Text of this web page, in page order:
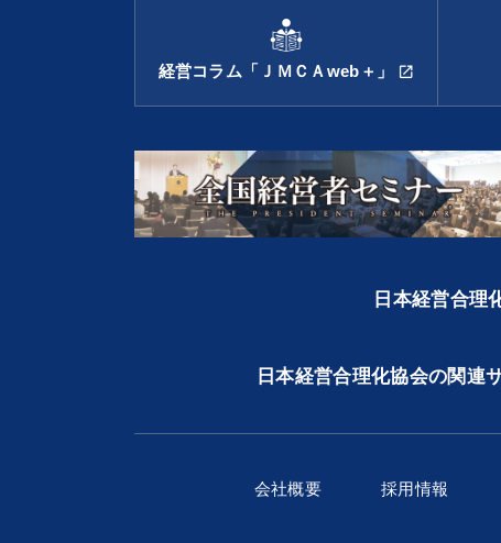
経営コラム「ＪＭＣＡweb＋」 open_in_new
日本経営合理
日本経営合理化協会の関連
会社概要 採用情報